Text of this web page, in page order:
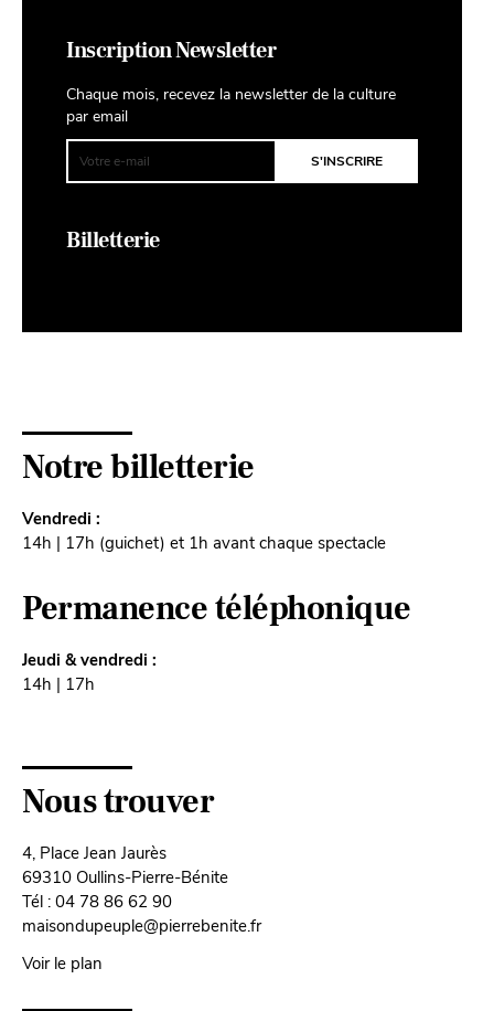
Inscription Newsletter
Chaque mois, recevez la newsletter de la culture
par email
Billetterie
Notre billetterie
Vendredi :
14h | 17h (guichet) et 1h avant chaque spectacle
Permanence téléphonique
Jeudi & vendredi :
14h | 17h
Nous trouver
4, Place Jean Jaurès
69310 Oullins-Pierre-Bénite
Tél : 04 78 86 62 90
maisondupeuple@pierrebenite.fr
Voir le plan